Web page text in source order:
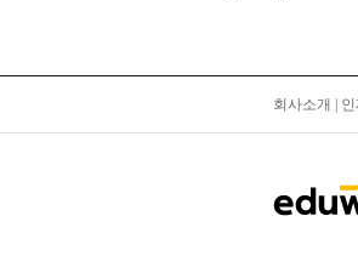
회사소개 |